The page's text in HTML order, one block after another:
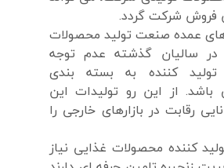
فروش شرکت گردد.
عمده صنعت تولید محصولات
در سالیان گذشته عدم توجه
کننده به بسته بندی
از این رو تولیدات این
رقابت در بازارهای خارجی را
کننده محصولات غذایی نیاز